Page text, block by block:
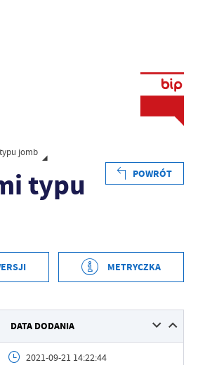
jomb
typu
POWRÓT
Marcin Machaliński
2021-08-02 16:29:46
METRYCZKA
DATA DODANIA
2021-09-21 14:22:44